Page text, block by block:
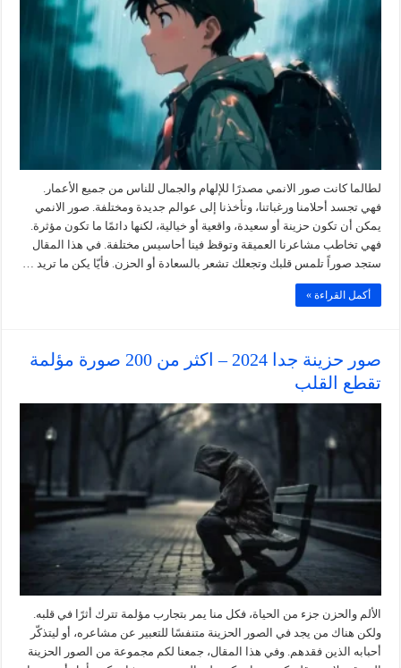
لطالما كانت صور الانمي مصدرًا للإلهام والجمال للناس من جميع الأعمار.
فهي تجسد أحلامنا ورغباتنا، وتأخذنا إلى عوالم جديدة ومختلفة. صور الانمي
يمكن أن تكون حزينة أو سعيدة، واقعية أو خيالية، لكنها دائمًا ما تكون مؤثرة.
فهي تخاطب مشاعرنا العميقة وتوقظ فينا أحاسيس مختلفة. في هذا المقال
ستجد صوراً تلمس قلبك وتجعلك تشعر بالسعادة أو الحزن. فأيّا يكن ما تريد …
أكمل القراءة »
صور حزينة جدا 2024 – اكثر من 200 صورة مؤلمة
تقطع القلب
الألم والحزن جزء من الحياة، فكل منا يمر بتجارب مؤلمة تترك أثرًا في قلبه.
ولكن هناك من يجد في الصور الحزينة متنفسًا للتعبير عن مشاعره، أو ليتذكّر
أحبابه الذين فقدهم. وفي هذا المقال، جمعنا لكم مجموعة من الصور الحزينة